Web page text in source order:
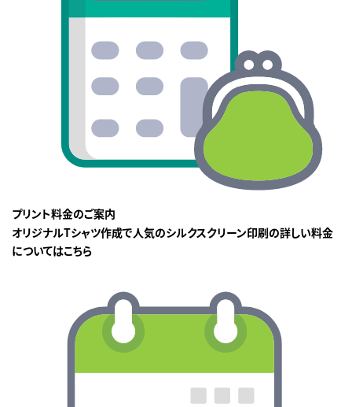
プリント料金のご案内
オリジナルTシャツ作成で人気のシルクスクリーン印刷の詳しい料金
についてはこちら